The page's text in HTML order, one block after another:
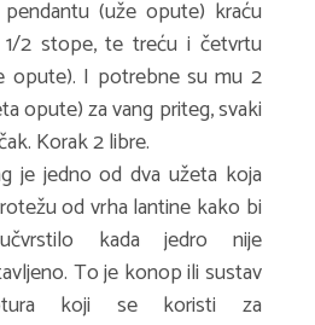
(uže opute) kraću
2 stope, te treću i četvrtu
opute). I potrebne su mu 2
opute) za vang priteg, svaki
Korak 2 libre.
je jedno od dva užeta koja
od vrha lantine kako bi
kada jedro nije
To je konop ili sustav
koji se koristi za